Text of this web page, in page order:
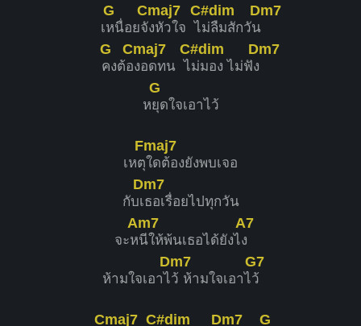
เ
G
หนื่อยจั
Cmaj7
งหัวใจ ไ
C#dim
ม่ลืมสักวัน
Dm7
G
คงต้อ
Cmaj7
งอดทน ไ
C#dim
ม่มอง ไม่ฟัง
Dm7
ห
G
ยุดใจเอาไว้
เหตุ
Fmaj7
ใดต้องยังพบเจอ
กับเ
Dm7
ธอเรื่อยไปทุกวัน
จะห
Am7
นีให้พ้นเธอได้ยังไ
A7
ง
ห้ามใจเอาไ
Dm7
ว้ ห้ามใจเอาไ
G7
ว้
Cmaj7 C#dim Dm7 G